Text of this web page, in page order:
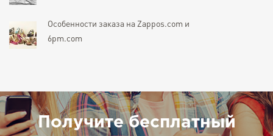
Особенности заказа на Zappos.com и
6pm.com
Получите бесплатный